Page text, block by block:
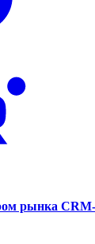
рынка CRM-